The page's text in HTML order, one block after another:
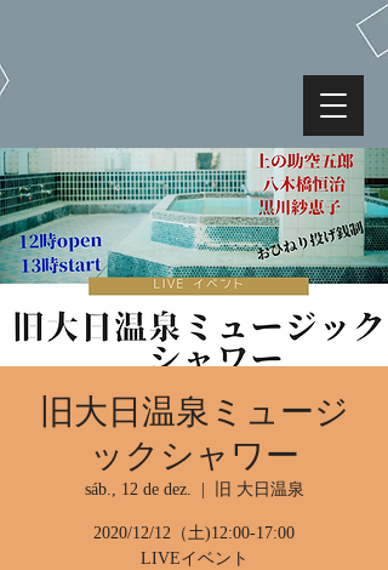
旧大日温泉ミュージ
ックシャワー
sáb., 12 de dez. 旧 大日温泉
2020/12/12（土)12:00-17:00
LIVEイベント